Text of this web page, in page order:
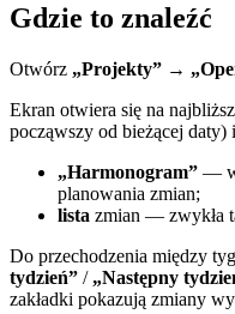
Gdzie to znaleźć
Otwórz „Projekty” →
Ekran otwiera się na
począwszy od bieżącej daty)
„Harmonogram” —
planowania zmian;
lista zmian — zwykła
Do przechodzenia między
tydzień” / „Następny
zakładki pokazują zmiany